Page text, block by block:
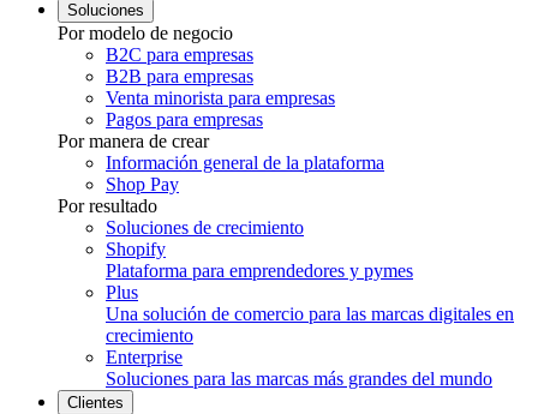
Soluciones
Por modelo de negocio
B2C para empresas
B2B para empresas
Venta minorista para empresas
Pagos para empresas
Por manera de crear
Información general de la plataforma
Shop Pay
Por resultado
Soluciones de crecimiento
Shopify
Plataforma para emprendedores y pymes
Plus
Una solución de comercio para las marcas digitales en
crecimiento
Enterprise
Soluciones para las marcas más grandes del mundo
Clientes